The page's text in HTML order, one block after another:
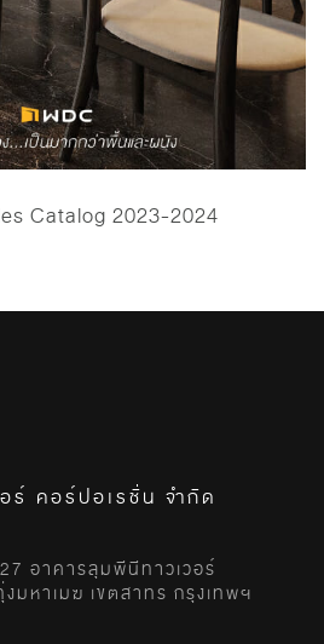
Catalog 2023-2024
ร์ คอร์ปอเรชั่น จำกัด
อาคารลุมพีนีทาวเวอร์
มหาเมฆ เขตสาทร กรุงเทพฯ